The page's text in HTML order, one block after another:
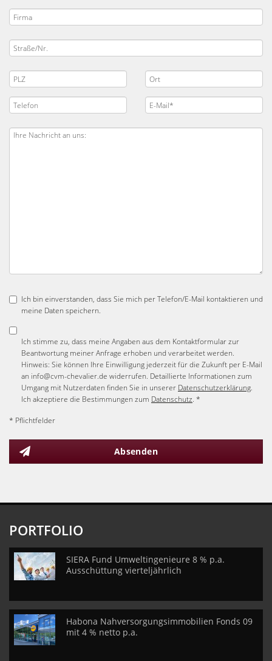
Ich bin einverstanden, dass Sie mich per Telefon/E-Mail kontaktieren und
meine Daten speichern.
Ich stimme zu, dass meine Angaben aus dem Kontaktformular zur
Beantwortung meiner Anfrage erhoben und verarbeitet werden.
Hinweis: Sie können Ihre Einwilligung jederzeit für die Zukunft per E-Mail
an info@cvm-chevalier.de widerrufen. Detaillierte Informationen zum
Umgang mit Nutzerdaten finden Sie in unserer Datenschutzerklärung.
Ich akzeptiere die Bestimmungen zum Datenschutz. *
* Pflichtfelder
Absenden
PORTFOLIO
SIERA Fund Umweltingenieure 8 % p.a.
Ausschüttung vierteljährlich
Habona Nahversorgungsimmobilien Fonds 09
mit 4 % netto p.a.